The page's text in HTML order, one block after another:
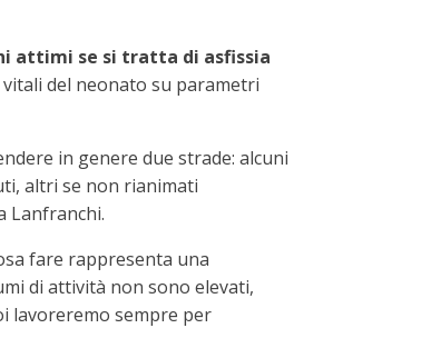
attimi se si tratta di asfissia
del neonato su parametri
in genere due strade: alcuni
altri se non rianimati
Lanfranchi.
fare rappresenta una
di attività non sono elevati,
lavoreremo sempre per